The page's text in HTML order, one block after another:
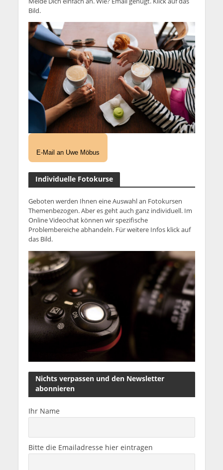
Bild.
E-Mail an Uwe Möbus
Individuelle Fotokurse
Geboten werden Ihnen eine Auswahl an Fotokursen
Themenbezogen. Aber es geht auch ganz individuell. Im
Online Videochat können wir spezifische
Problembereiche abhandeln. Für weitere Infos klick auf
das Bild.
Nichts verpassen und den Newsletter
abonnieren
Ihr Name
Bitte die Emailadresse hier eintragen